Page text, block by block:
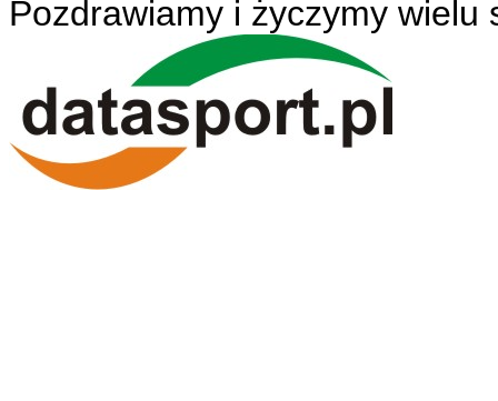
Pozdrawiamy i życzymy wielu